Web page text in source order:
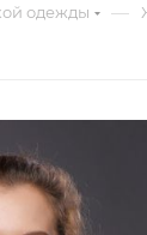
одежды —